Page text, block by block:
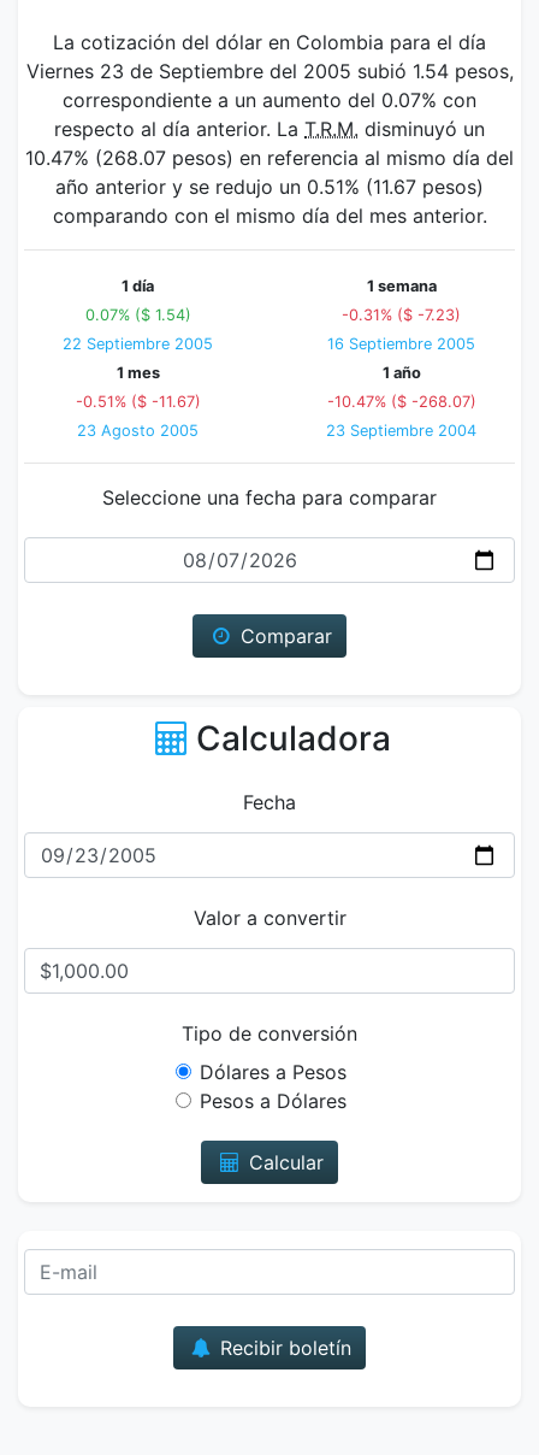
La cotización del dólar en Colombia para el día
Viernes 23 de Septiembre del 2005 subió 1.54 pesos,
correspondiente a un aumento del 0.07% con
respecto al día anterior. La T.R.M. disminuyó un
10.47% (268.07 pesos) en referencia al mismo día del
año anterior y se redujo un 0.51% (11.67 pesos)
comparando con el mismo día del mes anterior.
1 día
0.07% ($ 1.54)
22 Septiembre 2005
1 semana
-0.31% ($ -7.23)
16 Septiembre 2005
1 mes
-0.51% ($ -11.67)
23 Agosto 2005
1 año
-10.47% ($ -268.07)
23 Septiembre 2004
Seleccione una fecha para comparar
Fecha
Comparar
Calculadora
Fecha
Valor a convertir
Tipo de conversión
Dólares a Pesos
Pesos a Dólares
Calcular
Recibir boletín